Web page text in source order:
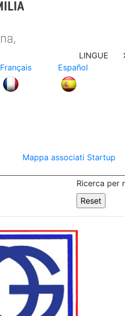
LINGUE
Français Español
Mappa associati Startup
Ricerca per